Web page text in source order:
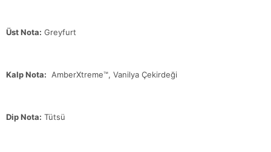
Üst Nota: Greyfurt
Kalp Nota: AmberXtreme™, Vanilya Çekirdeği
Dip Nota: Tütsü